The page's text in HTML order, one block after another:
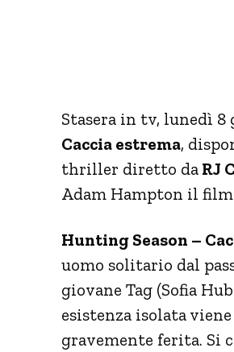
Stasera in tv, lunedì 8
Caccia estrema,
thriller diretto da RJ
Adam Hampton il
Hunting Season –
uomo solitario dal
giovane Tag (Sofia
esistenza isolata
gravemente ferita. Si